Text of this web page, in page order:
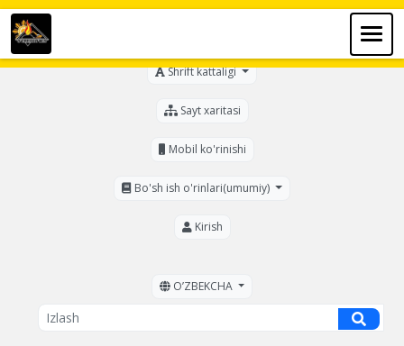
Shrift kattaligi
Sayt xaritasi
Mobil ko'rinishi
Bo'sh ish o'rinlari(umumiy)
Kirish
OʼZBEKCHA